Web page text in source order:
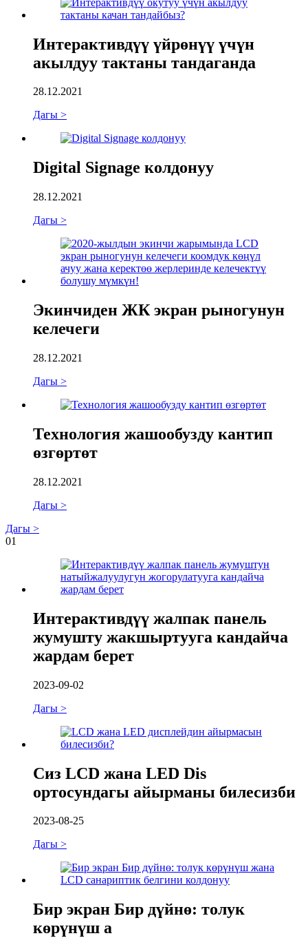
Интерактивдүү үйрөнүү үчүн
акылдуу тактаны тандаганда
28.12.2021
Дагы >
Digital Signage колдонуу
28.12.2021
Дагы >
Экинчиден ЖК экран рыногунун
келечеги
28.12.2021
Дагы >
Технология жашообузду кантип
өзгөртөт
28.12.2021
Дагы >
Дагы >
01
Интерактивдүү жалпак панель
жумушту жакшыртууга кандайча
жардам берет
2023-09-02
Дагы >
Сиз LCD жана LED Dis
ортосундагы айырманы билесизби
2023-08-25
Дагы >
Бир экран Бир дүйнө: толук
көрүнүш а